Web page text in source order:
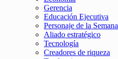
Gerencia
Educación Ejecutiva
Personaje de la Semana
Aliado estratégico
Tecnología
Creadores de riqueza